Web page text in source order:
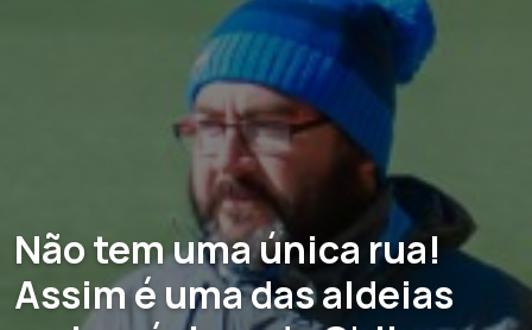
Não tem uma única rua!
Assim é uma das aldeias